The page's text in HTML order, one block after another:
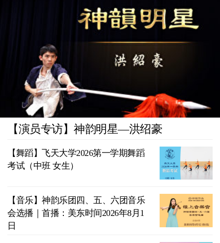
【演员专访】神韵明星—洪绍豪
【舞蹈】飞天大学2026第一学期舞蹈
考试（中班 女生）
【音乐】神韵乐团四、五、六团音乐
会选播｜首播：美东时间2026年8月1
日